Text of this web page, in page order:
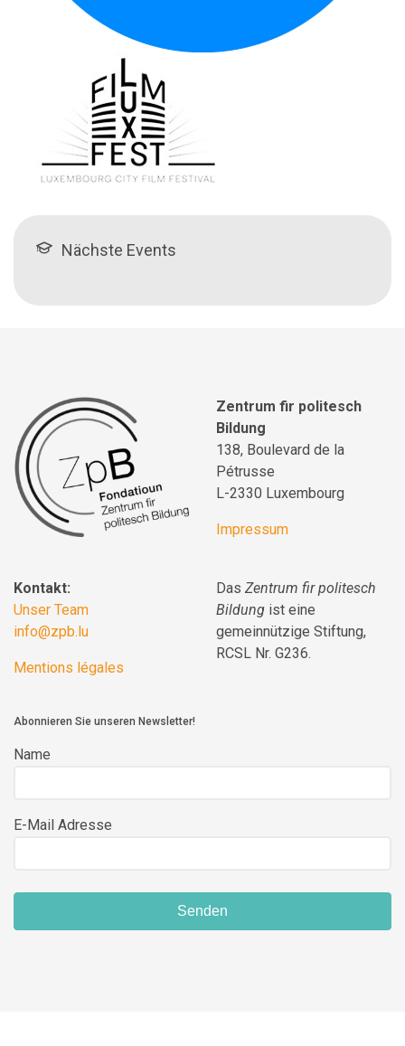
Nächste Events
Zentrum fir politesch
Bildung
138, Boulevard de la
Pétrusse
L-2330 Luxembourg
Impressum
Kontakt:
Unser Team
info@zpb.lu
Mentions légales
Das Zentrum fir politesch
Bildung ist eine
gemeinnützige Stiftung,
RCSL Nr. G236.
Abonnieren Sie unseren Newsletter!
Name
E-Mail Adresse
Senden